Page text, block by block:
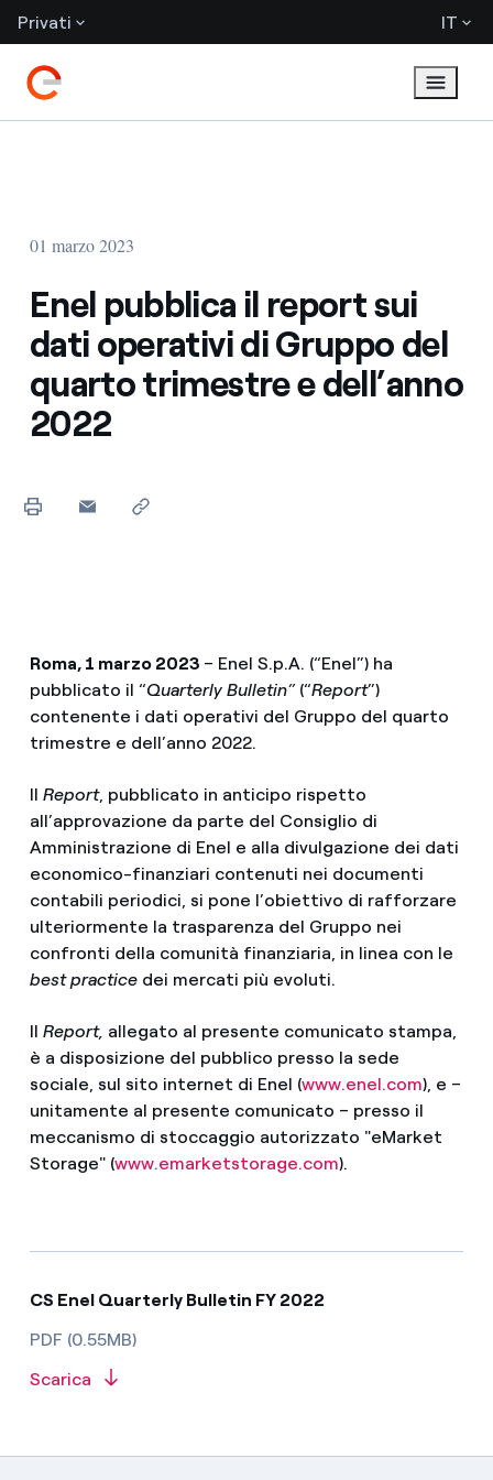
Privati IT
01 marzo 2023
Enel pubblica il report sui
dati operativi di Gruppo del
quarto trimestre e dell’anno
2022
Roma, 1 marzo 2023 – Enel S.p.A. (“Enel”) ha
pubblicato il “Quarterly Bulletin”(“Report”)
contenente i dati operativi del Gruppo del quarto
trimestre e dell’anno 2022.
Il Report, pubblicato in anticipo rispetto
all’approvazione da parte del Consiglio di
Amministrazione di Enel e alla divulgazione dei dati
economico-finanziari contenuti nei documenti
contabili periodici, si pone l’obiettivo di rafforzare
ulteriormente la trasparenza del Gruppo nei
confronti della comunità finanziaria, in linea con le
best practicedei mercati più evoluti.
Il Report, allegato al presente comunicato stampa,
è a disposizione del pubblico presso la sede
sociale, sul sito internet di Enel (www.enel.com), e –
unitamente al presente comunicato – presso il
meccanismo di stoccaggio autorizzato "eMarket
Storage" (www.emarketstorage.com).
CS Enel Quarterly Bulletin FY 2022
PDF (0.55MB)
Scarica